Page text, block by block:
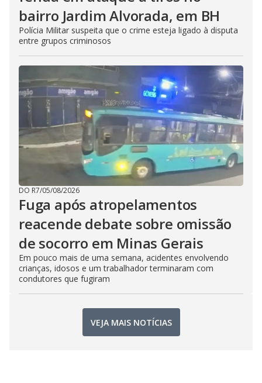
bairro Jardim Alvorada, em BH
Polícia Militar suspeita que o crime esteja ligado à disputa
entre grupos criminosos
DO R7/05/08/2026
Fuga após atropelamentos
reacende debate sobre omissão
de socorro em Minas Gerais
Em pouco mais de uma semana, acidentes envolvendo
crianças, idosos e um trabalhador terminaram com
condutores que fugiram
VEJA MAIS NOTÍCIAS